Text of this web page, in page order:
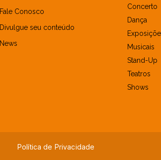
Fale Conosco
Divulgue seu conteúdo
News
Concerto
Dança
Musicais
Stand-Up
Teatros
Shows
Política de Privacidade